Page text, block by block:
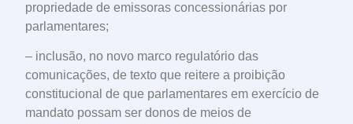
propriedade de emissoras concessionárias por
parlamentares;
– inclusão, no novo marco regulatório das
comunicações, de texto que reitere a proibição
constitucional de que parlamentares em exercício de
mandato possam ser donos de meios de